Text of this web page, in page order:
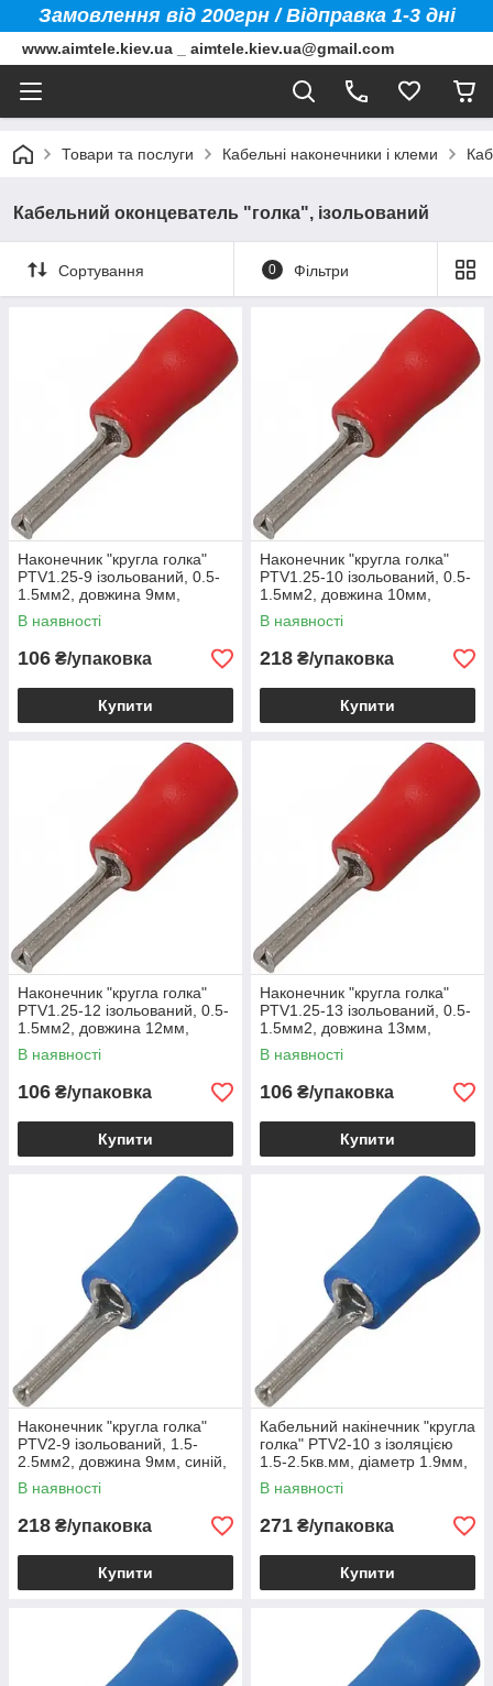
Замовлення від 200грн / Відправка 1-3 дні
www.aimtele.kiev.ua _ aimtele.kiev.ua@gmail.com
Товари та послуги Кабельні наконечники і клеми
Кабельний оконцеватель "голка", ізольований
Сортування 0 Фільтри
Наконечник "кругла голка"
PTV1.25-9 ізольований, 0.5-
1.5мм2, довжина 9мм,
червоний, 100шт
В наявності
106 ₴/упаковка
Купити
Наконечник "кругла голка"
PTV1.25-10 ізольований, 0.5-
1.5мм2, довжина 10мм,
червоний, 1уп-100шт, 500611
В наявності
218 ₴/упаковка
Купити
Наконечник "кругла голка"
PTV1.25-12 ізольований, 0.5-
1.5мм2, довжина 12мм,
червоний, 100шт
В наявності
106 ₴/упаковка
Купити
Наконечник "кругла голка"
PTV1.25-13 ізольований, 0.5-
1.5мм2, довжина 13мм,
червоний, 100шт
В наявності
106 ₴/упаковка
Купити
Наконечник "кругла голка"
PTV2-9 ізольований, 1.5-
2.5мм2, довжина 9мм, синій,
100шт, 500615
В наявності
218 ₴/упаковка
Купити
Кабельний накінечник "кругла
голка" PTV2-10 з ізоляцією
1.5-2.5кв.мм, діаметр 1.9мм,
синій, 1уп-100шт
В наявності
271 ₴/упаковка
Купити